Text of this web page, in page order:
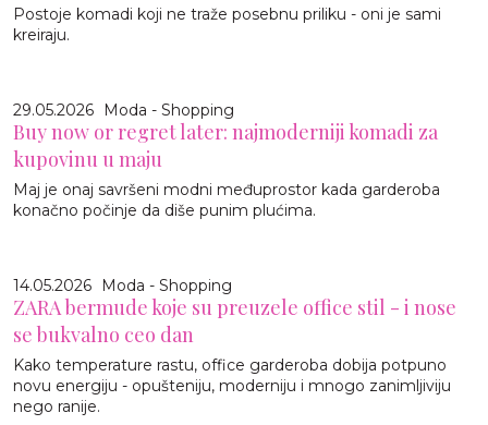
Postoje komadi koji ne traže posebnu priliku - oni je sami
kreiraju.
29.05.2026 Moda - Shopping
Buy now or regret later: najmoderniji komadi za
kupovinu u maju
Maj je onaj savršeni modni međuprostor kada garderoba
konačno počinje da diše punim plućima.
14.05.2026 Moda - Shopping
ZARA bermude koje su preuzele office stil - i nose
se bukvalno ceo dan
Kako temperature rastu, office garderoba dobija potpuno
novu energiju - opušteniju, moderniju i mnogo zanimljiviju
nego ranije.